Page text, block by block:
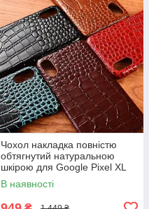
Чохол накладка повністю
обтягнутий натуральною
шкірою для Google Pixel XL
"SIGNATURE"
В наявності